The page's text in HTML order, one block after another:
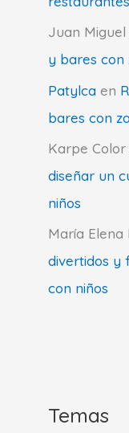
Juan Miguel
y bares con
Patylca en
bares con
Karpe Color
diseñar un
niños
María Elena
divertidos y
con niños
Temas